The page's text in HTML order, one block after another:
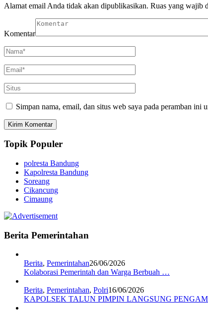
Alamat email Anda tidak akan dipublikasikan. Ruas yang wajib
Komentar
Simpan nama, email, dan situs web saya pada peramban ini
Topik Populer
polresta Bandung
Kapolresta Bandung
Soreang
Cikancung
Cimaung
Berita Pemerintahan
Berita, Pemerintahan26/06/2026
Kolaborasi Pemerintah dan Warga Berbuah …
Berita, Pemerintahan, Polri16/06/2026
KAPOLSEK TALUN PIMPIN LANGSUNG